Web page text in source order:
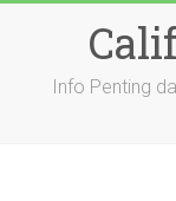
Info Penting